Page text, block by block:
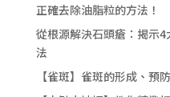
正確去除油脂粒的方法！
從根源解決石頭瘡：揭示
法
【雀斑】雀斑的形成、預